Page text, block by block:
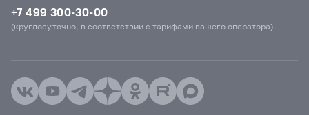
+7 499 300-30-00
(круглосуточно, в соответствии с тарифами вашего оператора)